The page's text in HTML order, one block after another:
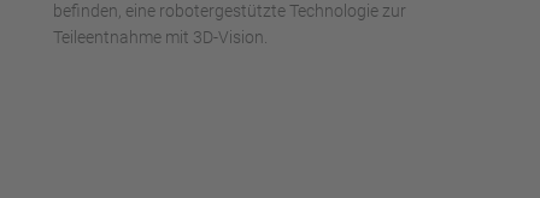
befinden, eine robotergestützte Technologie zur
Teileentnahme mit 3D-Vision.